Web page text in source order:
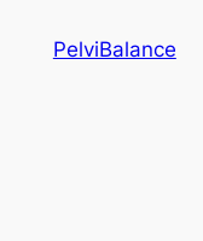
PelviBalance